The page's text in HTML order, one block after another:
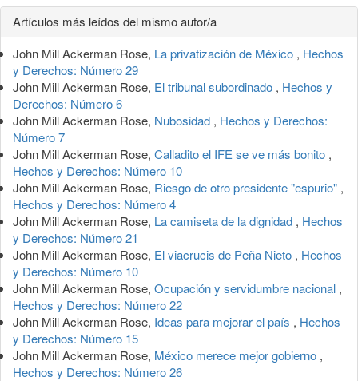
Detalles
del
artículo
Artículos más leídos del mismo autor/a
John Mill Ackerman Rose, La privatización de México , Hechos
y Derechos: Número 29
John Mill Ackerman Rose, El tribunal subordinado , Hechos y
Derechos: Número 6
John Mill Ackerman Rose, Nubosidad , Hechos y Derechos:
Número 7
John Mill Ackerman Rose, Calladito el IFE se ve más bonito ,
Hechos y Derechos: Número 10
John Mill Ackerman Rose, Riesgo de otro presidente "espurio" ,
Hechos y Derechos: Número 4
John Mill Ackerman Rose, La camiseta de la dignidad , Hechos
y Derechos: Número 21
John Mill Ackerman Rose, El viacrucis de Peña Nieto , Hechos
y Derechos: Número 10
John Mill Ackerman Rose, Ocupación y servidumbre nacional ,
Hechos y Derechos: Número 22
John Mill Ackerman Rose, Ideas para mejorar el país , Hechos
y Derechos: Número 15
John Mill Ackerman Rose, México merece mejor gobierno ,
Hechos y Derechos: Número 26